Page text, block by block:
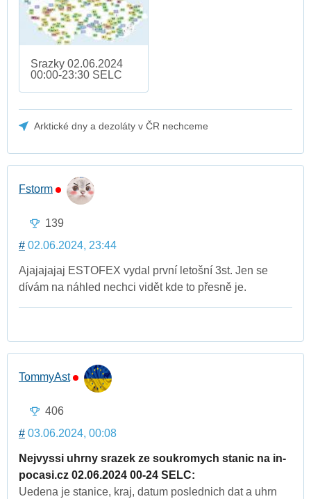
Srazky 02.06.2024
00:00-23:30 SELC
Arktické dny a dezoláty v ČR nechceme
Fstorm
139
# 02.06.2024, 23:44
Ajajajajaj ESTOFEX vydal první letošní 3st. Jen se
dívám na náhled nechci vidět kde to přesně je.
TommyAst
406
# 03.06.2024, 00:08
Nejvyssi uhrny srazek ze soukromych stanic na in-
pocasi.cz 02.06.2024 00-24 SELC:
Uedena je stanice, kraj, datum poslednich dat a uhrn